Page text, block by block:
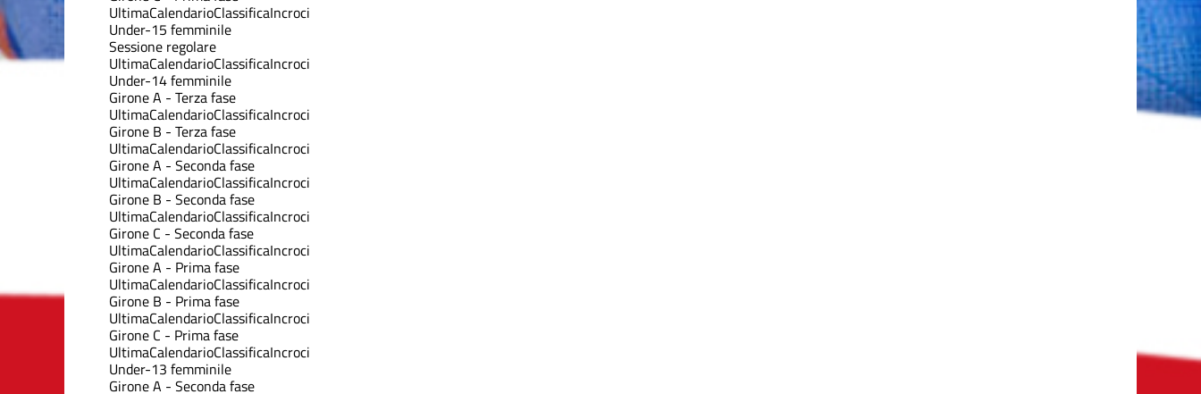
UltimaCalendarioClassificaIncroci
Under-15 femminile
Sessione regolare
UltimaCalendarioClassificaIncroci
Under-14 femminile
Girone A - Terza fase
UltimaCalendarioClassificaIncroci
Girone B - Terza fase
UltimaCalendarioClassificaIncroci
Girone A - Seconda fase
UltimaCalendarioClassificaIncroci
Girone B - Seconda fase
UltimaCalendarioClassificaIncroci
Girone C - Seconda fase
UltimaCalendarioClassificaIncroci
Girone A - Prima fase
UltimaCalendarioClassificaIncroci
Girone B - Prima fase
UltimaCalendarioClassificaIncroci
Girone C - Prima fase
UltimaCalendarioClassificaIncroci
Under-13 femminile
Girone A - Seconda fase